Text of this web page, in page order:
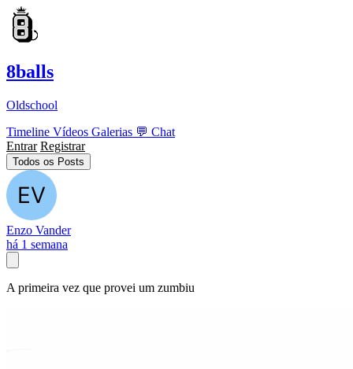
8balls
Oldschool
Timeline Vídeos Galerias 💬 Chat
Entrar Registrar
Todos os Posts
Enzo Vander
há 1 semana
A primeira vez que provei um zumbiu